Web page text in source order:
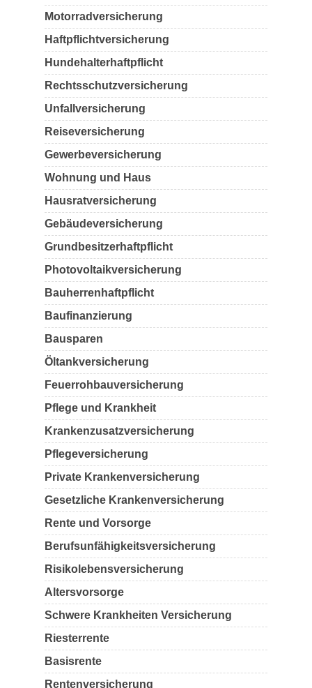
Motorradversicherung
Haftpflichtversicherung
Hundehalterhaftpflicht
Rechtsschutzversicherung
Unfallversicherung
Reiseversicherung
Gewerbeversicherung
Wohnung und Haus
Hausratversicherung
Gebäudeversicherung
Grundbesitzerhaftpflicht
Photovoltaikversicherung
Bauherrenhaftpflicht
Baufinanzierung
Bausparen
Öltankversicherung
Feuerrohbauversicherung
Pflege und Krankheit
Krankenzusatzversicherung
Pflegeversicherung
Private Krankenversicherung
Gesetzliche Krankenversicherung
Rente und Vorsorge
Berufs­unfähigkeitsversicherung
Risikolebensversicherung
Altersvorsorge
Schwere Krankheiten Versicherung
Riesterrente
Basisrente
Rentenversicherung